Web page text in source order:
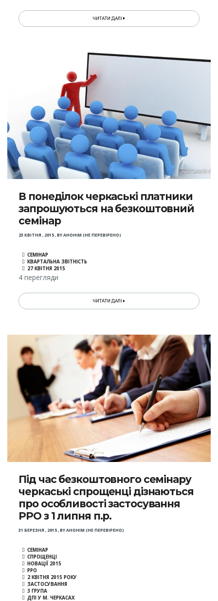
ЧИТАТИ ДАЛІ
В понеділок черкаські платники
запрошуються на безкоштовний
семінар
23 КВІТНЯ , 2015,BYАНОНІМ (НЕ ПЕРЕВІРЕНО)
СЕМІНАР
КВАРТАЛЬНА ЗВІТНІСТЬ
27 КВІТНЯ 2015
4 перегляди
ЧИТАТИ ДАЛІ
Під час безкоштовного семінару
черкаські спрощенці дізнаються
про особливості застосування
РРО з 1 липня п.р.
31 БЕРЕЗНЯ , 2015,BYАНОНІМ (НЕ ПЕРЕВІРЕНО)
СЕМІНАР
СПРОЩЕНЦІ
НОВАЦІЇ 2015
РРО
2 КВІТНЯ 2015 РОКУ
ЗАСТОСУВАННЯ
3 ГРУПА
ДПІ У М. ЧЕРКАСАХ